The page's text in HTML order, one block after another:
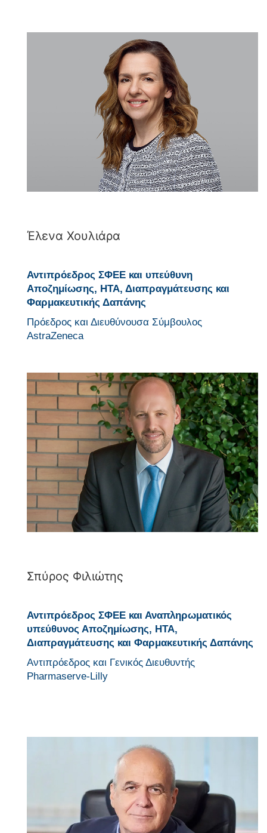
Έλενα Χουλιάρα
Αντιπρόεδρος ΣΦΕΕ και υπεύθυνη
Αποζημίωσης, ΗΤΑ, Διαπραγμάτευσης και
Φαρμακευτικής Δαπάνης
Πρόεδρος και Διευθύνουσα Σύμβουλος
AstraZeneca
Σπύρος Φιλιώτης
Αντιπρόεδρος ΣΦΕΕ και Αναπληρωματικός
υπεύθυνος Αποζημίωσης, ΗΤΑ,
Διαπραγμάτευσης και Φαρμακευτικής Δαπάνης
Αντιπρόεδρος και Γενικός Διευθυντής
Pharmaserve-Lilly